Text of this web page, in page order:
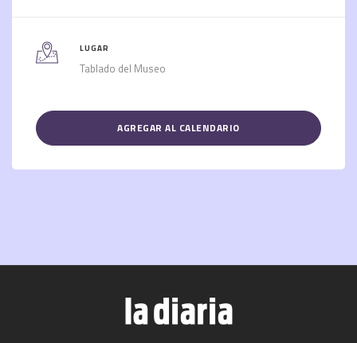
LUGAR
Tablado del Museo
AGREGAR AL CALENDARIO